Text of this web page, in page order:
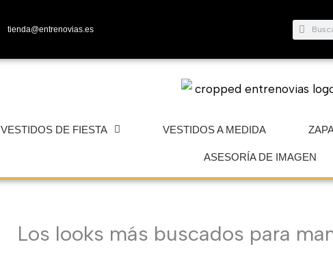
tienda@entrenovias.es Buscar
VESTIDOS DE FIESTA VESTIDOS A MEDIDA
ASESORÍA DE IMAGEN
Los looks más buscados para